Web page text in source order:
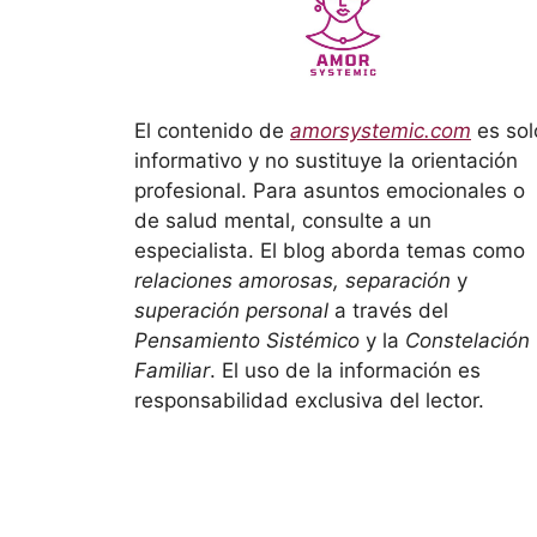
El contenido de amorsystemic.com es
informativo y no sustituye la orientación
profesional. Para asuntos emocionales o
de salud mental, consulte a un
especialista. El blog aborda temas como
relaciones amorosas, separación y
superación personal a través del
Pensamiento Sistémico y la Constelación
Familiar. El uso de la información es
responsabilidad exclusiva del lector.